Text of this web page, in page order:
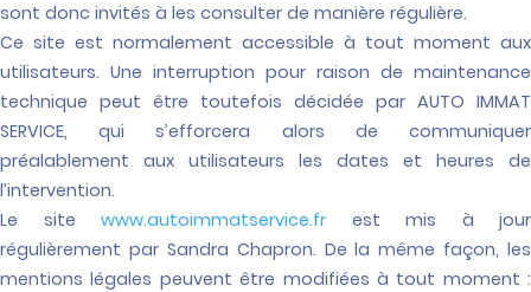
sont donc invités à les consulter de manière régulière.
Ce site est normalement accessible à tout moment aux
utilisateurs. Une interruption pour raison de maintenance
technique peut être toutefois décidée par AUTO IMMAT
SERVICE, qui s’efforcera alors de communiquer
préalablement aux utilisateurs les dates et heures de
l’intervention.
Le site www.autoimmatservice.fr est mis à jour
régulièrement par Sandra Chapron. De la même façon, les
mentions légales peuvent être modifiées à tout moment :